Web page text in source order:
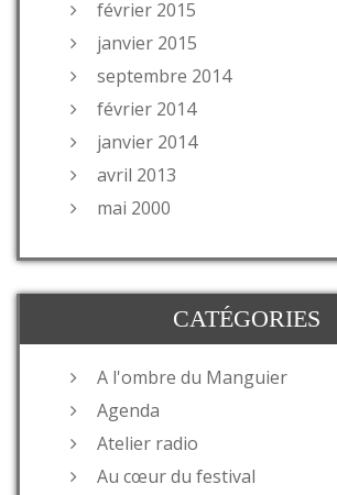
février 2015
janvier 2015
septembre 2014
février 2014
janvier 2014
avril 2013
mai 2000
CATÉGORIES
A l'ombre du Manguier
Agenda
Atelier radio
Au cœur du festival